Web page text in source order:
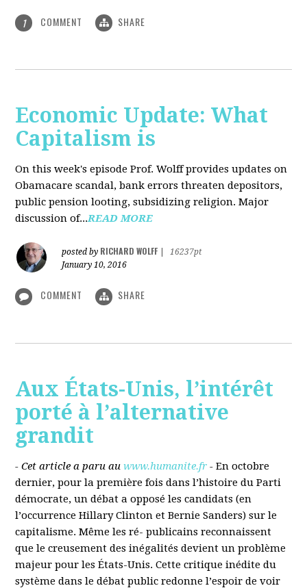
1 COMMENT SHARE
Economic Update: What
Capitalism is
On this week's episode Prof. Wolff provides updates on
Obamacare scandal, bank errors threaten depositors,
public pension looting, subsidizing religion. Major
discussion of...READ MORE
posted by RICHARD WOLFF
16237pt
January 10, 2016
COMMENT SHARE
Aux États-Unis, l’intérêt
porté à l’alternative
grandit
- Cet article a paru au www.humanite.fr - En octobre
dernier, pour la première fois dans l’histoire du Parti
démocrate, un débat a opposé les candidats (en
l’occurrence Hillary Clinton et Bernie Sanders) sur le
capitalisme. Même les ré- publicains reconnaissent
que le creusement des inégalités devient un problème
majeur pour les États-Unis. Cette critique inédite du
système dans le débat public redonne l’espoir de voir